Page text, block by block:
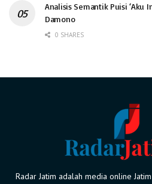
Analisis Semantik Puisi ‘Aku
Damono
0 SHARES
Radar Jatim adalah media online